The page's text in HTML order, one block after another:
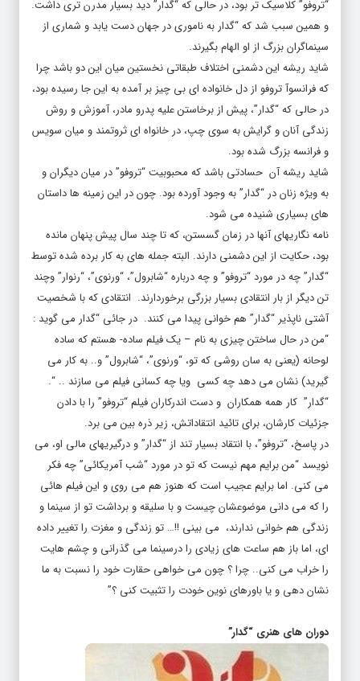
“تروفو” کلاسیک تر بود، در حالی که “گدار” دید بسیار مدرن تری داشت.
و همین سبب شد که “گدار به ناموری در جهان دست یابد و شماری از
سینماگران بزرگ از او الهام بگیرند.
شاید ریشه این دشمنی اختلاف طبقاتی نخستین میان این دو باشد چرا
که فرانسوآ تروفو از دل خانواده ای بی چیز بر آمده به این جا رسیده بود،
در حالی که “گدار”، پیش از برخاستن علیه پدرو مادر، آموزش و روش
زندگی آنان و گرایش به سوی چپ، در خانواه ای ثروتمند و میان سویس
و فرانسه بزرگ شده بود.
شاید ریشه آن حسادتی باشد که محبوبیت “تروفو” در میان دیگران و
به ویژه زنان در “گدار” به وجود آورده بود. چون در این زمینه ها داستان
های بسیاری شنیده می شود.
نامه نگاریهای آنها در زمان گسستن، که تا چند سال پیش پنهان مانده
بود، حکایت از این دشمنی دارند. البته جمله های به کار برده شده توسط
“گدار” چه در مورد “تروفو” و چه درباره “شابرول”، “ورنوی”، “رنوار” وچند
تن دیگر از بار انتقادی بسیار بزرگی برخوردارند. انتقادی که با شخصیت
آشتی ناپذیر “گدار” هم خوانی پیدا می کنند. در جائی “گدار می گوید :
“من در حال ساختن چیزی به نام – یک فیلم ساده- هستم که ساده
لوحانه (یعنی به سان روشی که تو، “ورنوی”، “شابرول” و.. به کار می
گیرید) نشان می دهد چه کسی ویا چه کسانی فیلم می سازند .. “.
“گدار” کار همه همکاران و دست اندرکاران فیلم “تروفو” را با دادن
جزئیات کارشان، برای تائید انتقاداتش، زیر ذره بین می برد.
در پاسخ، “تروفو”، با انتقاد بسیار تند از “گدار” و درگیریهای مالی او، می
نویسد “من برایم مهم نیست که تو در مورد “شب آمریکائی” چه فکر
می کنی. اما برایم عجیب است که هنوز هم می روی و این فیلم هائی
را که می دانی موضوعشان چیست و با سلیقه و برداشت تو از سینما و
زندگی هم خوانی ندارند، می بینی !!… تو زندگی و مغزت را تغییر داده
ای، اما باز هم ساعت های زیادی را درسینما می گذرانی و چشم هایت
را خراب می کنی.. چرا ؟ چون می خواهی حقارت خود را نسبت به ما
نشان دهی و یا باورهای نوین خودت را تثبیت کنی ؟”
دوران های هنری “گدار”